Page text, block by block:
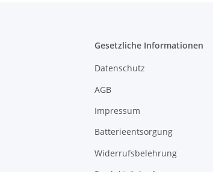
Gesetzliche Informationen
Datenschutz
AGB
Impressum
Batterieentsorgung
Widerrufsbelehrung